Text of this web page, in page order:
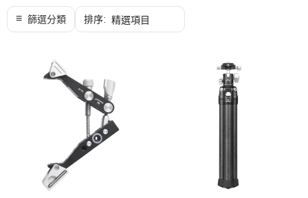
重、高度、收納長度和快拆規格、型號和用途
核對。